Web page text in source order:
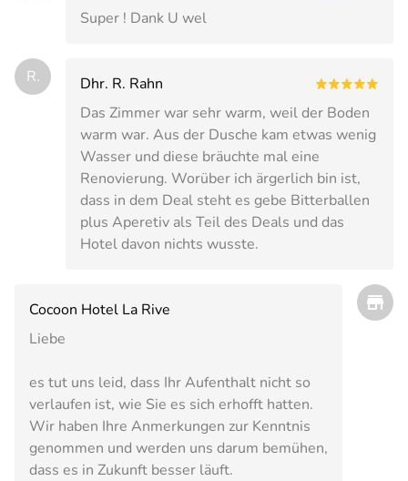
Super ! Dank U wel
R.
Dhr. R. Rahn
Das Zimmer war sehr warm, weil der Boden
warm war. Aus der Dusche kam etwas wenig
Wasser und diese bräuchte mal eine
Renovierung. Worüber ich ärgerlich bin ist,
dass in dem Deal steht es gebe Bitterballen
plus Aperetiv als Teil des Deals und das
Hotel davon nichts wusste.
Cocoon Hotel La Rive
Liebe
es tut uns leid, dass Ihr Aufenthalt nicht so
verlaufen ist, wie Sie es sich erhofft hatten.
Wir haben Ihre Anmerkungen zur Kenntnis
genommen und werden uns darum bemühen,
dass es in Zukunft besser läuft.